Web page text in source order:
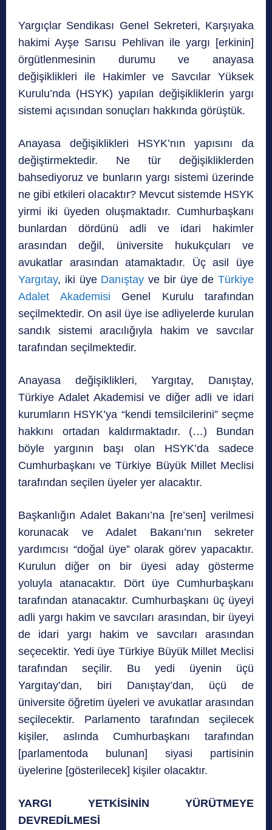
Yargıçlar Sendikası Genel Sekreteri, Karşıyaka
hakimi Ayşe Sarısu Pehlivan ile yargı [erkinin]
örgütlenmesinin durumu ve anayasa
değişiklikleri ile Hakimler ve Savcılar Yüksek
Kurulu’nda (HSYK) yapılan değişikliklerin yargı
sistemi açısından sonuçları hakkında görüştük.
Anayasa değişiklikleri HSYK’nın yapısını da
değiştirmektedir. Ne tür değişikliklerden
bahsediyoruz ve bunların yargı sistemi üzerinde
ne gibi etkileri olacaktır? Mevcut sistemde HSYK
yirmi iki üyeden oluşmaktadır. Cumhurbaşkanı
bunlardan dördünü adli ve idari hakimler
arasından değil, üniversite hukukçuları ve
avukatlar arasından atamaktadır. Üç asil üye
Yargıtay, iki üye Danıştay ve bir üye de Türkiye
Adalet Akademisi Genel Kurulu tarafından
seçilmektedir. On asil üye ise adliyelerde kurulan
sandık sistemi aracılığıyla hakim ve savcılar
tarafından seçilmektedir.
Anayasa değişiklikleri, Yargıtay, Danıştay,
Türkiye Adalet Akademisi ve diğer adli ve idari
kurumların HSYK’ya “kendi temsilcilerini” seçme
hakkını ortadan kaldırmaktadır. (…) Bundan
böyle yargının başı olan HSYK’da sadece
Cumhurbaşkanı ve Türkiye Büyük Millet Meclisi
tarafından seçilen üyeler yer alacaktır.
Başkanlığın Adalet Bakanı’na [re’sen] verilmesi
korunacak ve Adalet Bakanı’nın sekreter
yardımcısı “doğal üye” olarak görev yapacaktır.
Kurulun diğer on bir üyesi aday gösterme
yoluyla atanacaktır. Dört üye Cumhurbaşkanı
tarafından atanacaktır. Cumhurbaşkanı üç üyeyi
adli yargı hakim ve savcıları arasından, bir üyeyi
de idari yargı hakim ve savcıları arasından
seçecektir. Yedi üye Türkiye Büyük Millet Meclisi
tarafından seçilir. Bu yedi üyenin üçü
Yargıtay’dan, biri Danıştay’dan, üçü de
üniversite öğretim üyeleri ve avukatlar arasından
seçilecektir. Parlamento tarafından seçilecek
kişiler, aslında Cumhurbaşkanı tarafından
[parlamentoda bulunan] siyasi partisinin
üyelerine [gösterilecek] kişiler olacaktır.
YARGI YETKİSİNİN YÜRÜTMEYE
DEVREDİLMESİ